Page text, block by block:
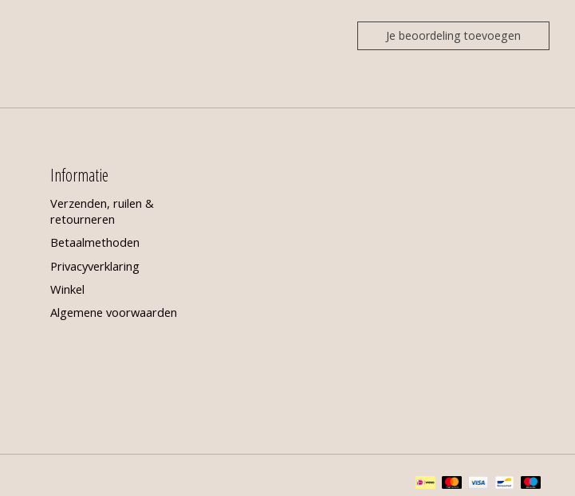
Je beoordeling toevoegen
Informatie
Verzenden, ruilen &
retourneren
Betaalmethoden
Privacyverklaring
Winkel
Algemene voorwaarden